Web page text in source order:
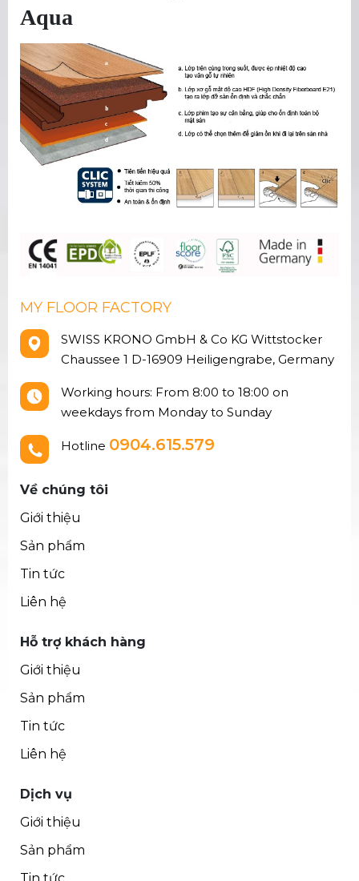
Aqua
MY FLOOR FACTORY
SWISS KRONO GmbH & Co KG Wittstocker
Chaussee 1 D-16909 Heiligengrabe, Germany
Working hours: From 8:00 to 18:00 on
weekdays from Monday to Sunday
Hotline 0904.615.579
Về chúng tôi
Giới thiệu
Sản phẩm
Tin tức
Liên hệ
Hỗ trợ khách hàng
Giới thiệu
Sản phẩm
Tin tức
Liên hệ
Dịch vụ
Giới thiệu
Sản phẩm